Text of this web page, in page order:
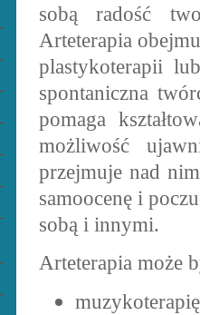
sobą radość
Arteterapia
plastykoterapii
spontaniczna
pomaga
możliwość
przejmuje nad
samoocenę i
sobą i innymi.
Arteterapia może